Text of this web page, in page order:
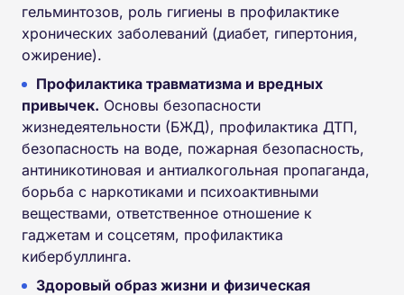
гельминтозов, роль гигиены в профилактике
хронических заболеваний (диабет, гипертония,
ожирение).
Профилактика травматизма и вредных
привычек. Основы безопасности
жизнедеятельности (БЖД), профилактика ДТП,
безопасность на воде, пожарная безопасность,
антиникотиновая и антиалкогольная пропаганда,
борьба с наркотиками и психоактивными
веществами, ответственное отношение к
гаджетам и соцсетям, профилактика
кибербуллинга.
Здоровый образ жизни и физическая